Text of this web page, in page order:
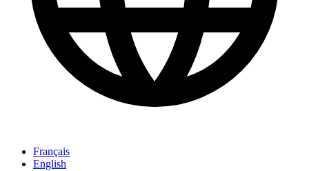
Français
English